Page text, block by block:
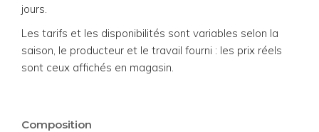
jours.
Les tarifs et les disponibilités sont variables selon la
saison, le producteur et le travail fourni : les prix réels
sont ceux affichés en magasin.
Composition